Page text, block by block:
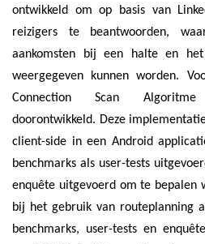
ontwikkeld om op basis van
reizigers te beantwoorden,
aankomsten bij een halte en
weergegeven kunnen worden.
Connection Scan
doorontwikkeld. Deze
client-side in een Android
benchmarks als user-tests
enquête uitgevoerd om te bepalen
bij het gebruik van routeplanning
benchmarks, user-tests en